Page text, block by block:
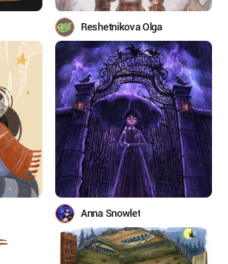
Reshetnikova Olga
Anna Snowlet